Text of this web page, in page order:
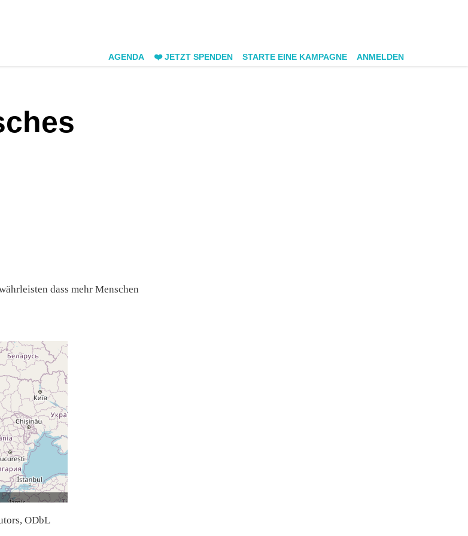
AGENDA ❤️ JETZT SPENDEN STARTE EINE KAMPAGNE ANMELDEN
dass mehr Menschen
ODbL